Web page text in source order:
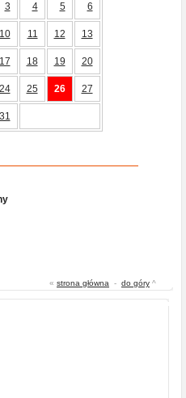
3 4 5 6
10 11 12 13
17 18 19 20
24 25 26 27
31
« strona główna - do góry ^